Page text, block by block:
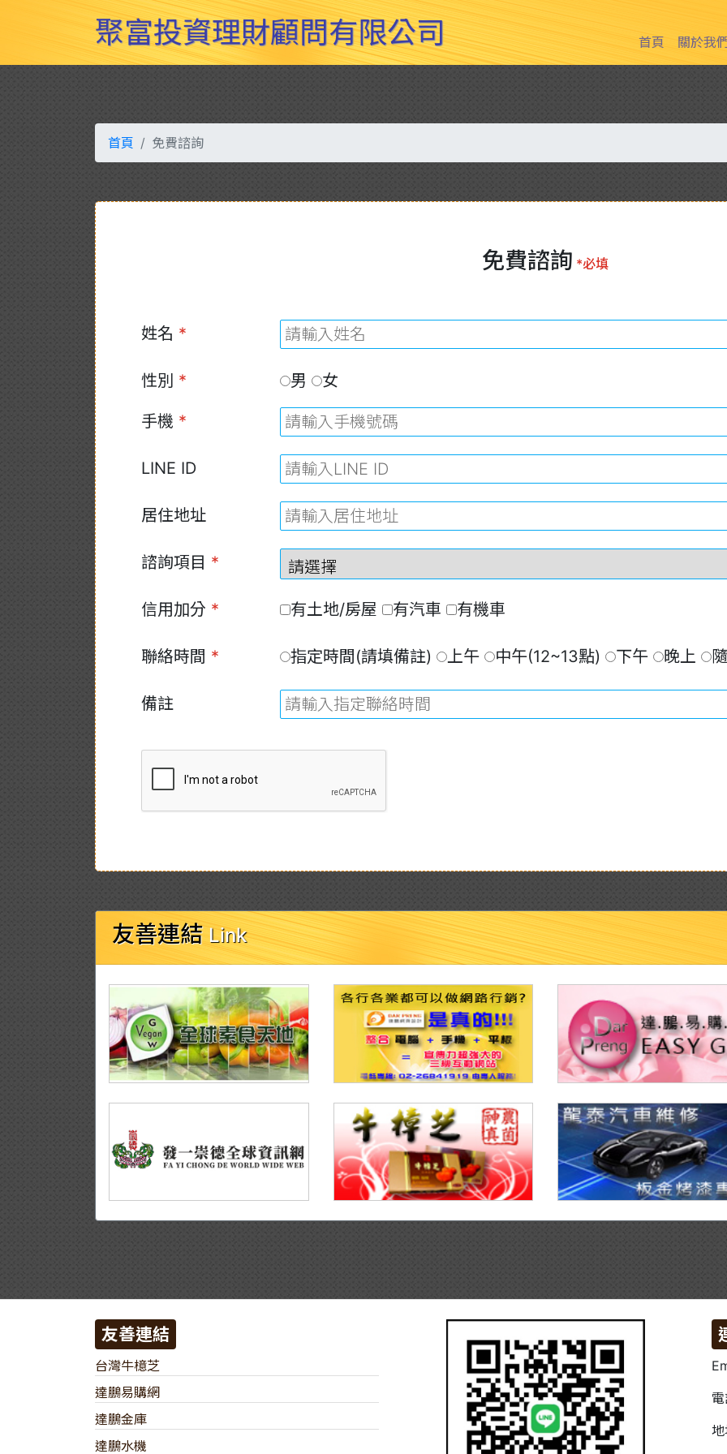
Previous
聚富投資理財顧問有限公司 首頁 (current)
關於我
首頁 免費諮詢
免費諮詢 *必填
姓名 *
性別 * 男 女
手機 *
LINE ID
居住地址
諮詢項目 *
信用加分 * 有土地/房屋 有汽車 有機車
聯絡時間 * 指定時間(請填備註) 上午 中午(12~13點) 下午 晚上
備註
友善連結 Link
友善連結
台灣牛檍芝
達鵬易購網
達鵬金庫
達鵬水機